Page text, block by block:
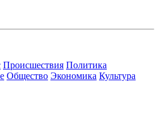
Происшествия Политика
Общество Экономика Культура